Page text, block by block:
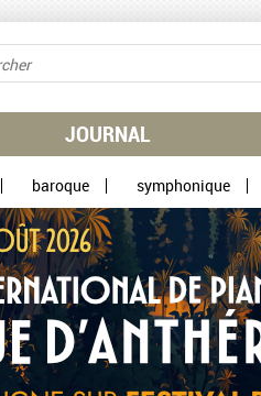
JOURNAL
baroque symphonique